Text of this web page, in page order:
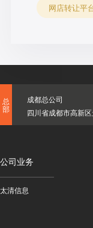
网店转让平
总
部
成都总公司
四川省成都市高新
公司业务
太清信息